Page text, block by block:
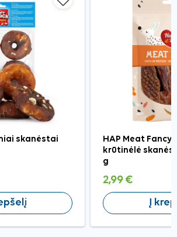
skanėstai
HAP Meat Fancy
krūtinėlė
g
2,99 €
Į